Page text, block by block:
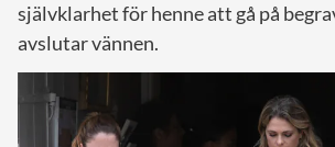
självklarhet för henne att gå på
avslutar vännen.